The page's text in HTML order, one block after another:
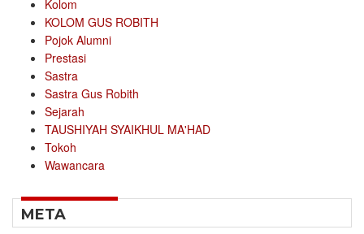
Kolom
KOLOM GUS ROBITH
Pojok Alumni
Prestasi
Sastra
Sastra Gus Robith
Sejarah
TAUSHIYAH SYAIKHUL MA'HAD
Tokoh
Wawancara
META